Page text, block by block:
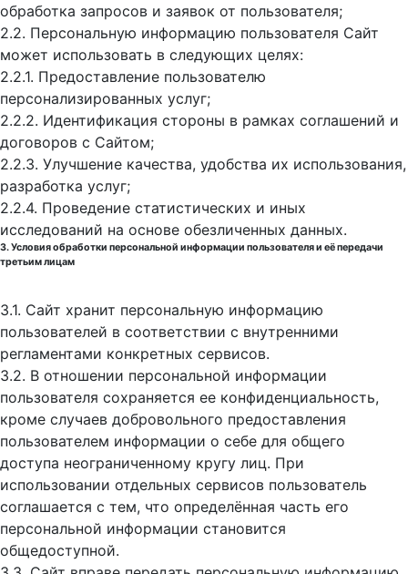
обработка запросов и заявок от пользователя;
2.2. Персональную информацию пользователя Сайт
может использовать в следующих целях:
2.2.1. Предоставление пользователю
персонализированных услуг;
2.2.2. Идентификация стороны в рамках соглашений и
договоров с Сайтом;
2.2.3. Улучшение качества, удобства их использования,
разработка услуг;
2.2.4. Проведение статистических и иных
исследований на основе обезличенных данных.
3. Условия обработки персональной информации пользователя и её передачи
третьим лицам
3.1. Сайт хранит персональную информацию
пользователей в соответствии с внутренними
регламентами конкретных сервисов.
3.2. В отношении персональной информации
пользователя сохраняется ее конфиденциальность,
кроме случаев добровольного предоставления
пользователем информации о себе для общего
доступа неограниченному кругу лиц. При
использовании отдельных сервисов пользователь
соглашается с тем, что определённая часть его
персональной информации становится
общедоступной.